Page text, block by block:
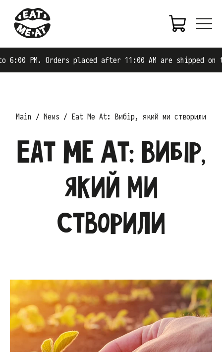
PM. Orders placed after 11:00 AM are shipped on
Main News Eat Me At: Вибір, який ми створили
Eat Me At: Вибір,
який ми
створили